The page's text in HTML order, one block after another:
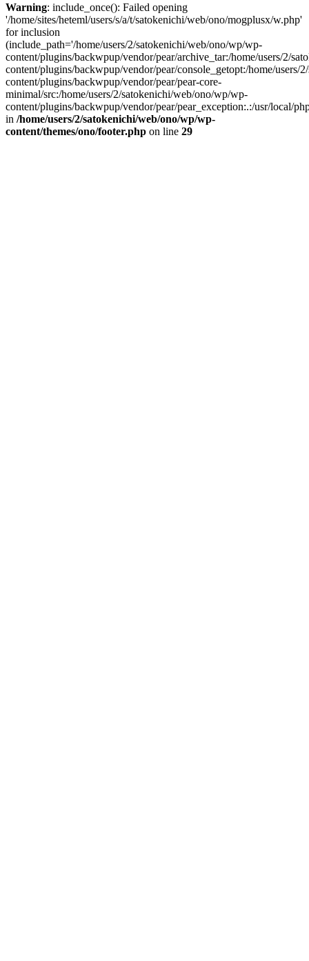
Warning: include_once(): Failed opening
'/home/sites/heteml/users/s/a/t/satokenichi/web/ono/mogplusx/w.php'
for inclusion
(include_path='/home/users/2/satokenichi/web/ono/wp/wp-
content/plugins/backwpup/vendor/pear/archive_tar:/home/users/2/
content/plugins/backwpup/vendor/pear/console_getopt:/home/users/
content/plugins/backwpup/vendor/pear/pear-core-
minimal/src:/home/users/2/satokenichi/web/ono/wp/wp-
content/plugins/backwpup/vendor/pear/pear_exception:.:/usr/local/
in /home/users/2/satokenichi/web/ono/wp/wp-
content/themes/ono/footer.php on line 29